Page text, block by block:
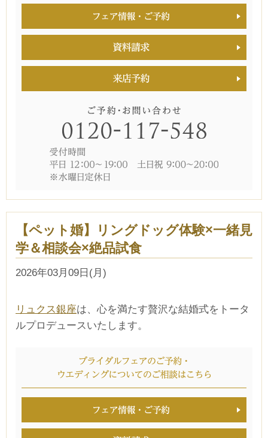
【ペット婚】リングドッグ体験×一緒見
学＆相談会×絶品試食
2026年03月09日(月)
リュクス銀座は、心を満たす贅沢な結婚式をトータ
ルプロデュースいたします。